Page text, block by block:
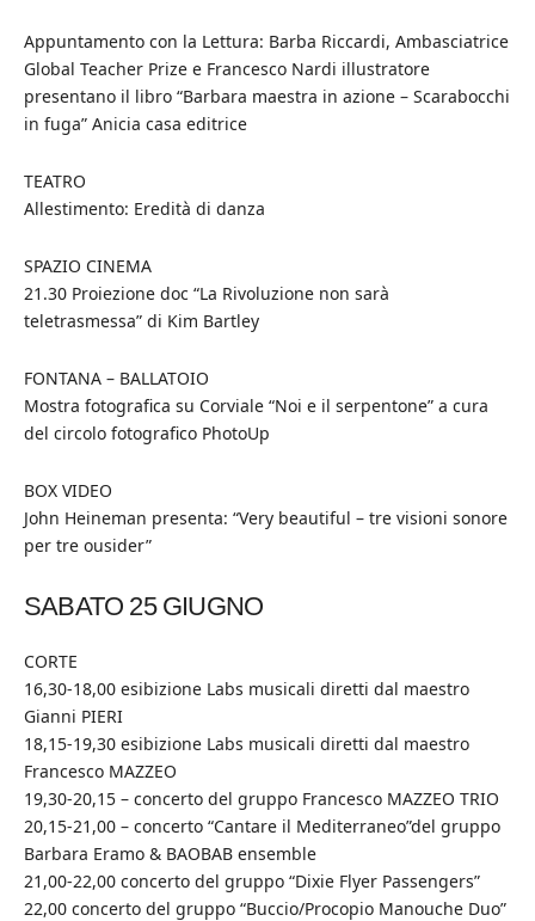
Appuntamento con la Lettura: Barba Riccardi, Ambasciatrice
Global Teacher Prize e Francesco Nardi illustratore
presentano il libro “Barbara maestra in azione – Scarabocchi
in fuga” Anicia casa editrice
TEATRO
Allestimento: Eredità di danza
SPAZIO CINEMA
21.30 Proiezione doc “La Rivoluzione non sarà
teletrasmessa” di Kim Bartley
FONTANA – BALLATOIO
Mostra fotografica su Corviale “Noi e il serpentone” a cura
del circolo fotografico PhotoUp
BOX VIDEO
John Heineman presenta: “Very beautiful – tre visioni sonore
per tre ousider”
SABATO 25 GIUGNO
CORTE
16,30-18,00 esibizione Labs musicali diretti dal maestro
Gianni PIERI
18,15-19,30 esibizione Labs musicali diretti dal maestro
Francesco MAZZEO
19,30-20,15 – concerto del gruppo Francesco MAZZEO TRIO
20,15-21,00 – concerto “Cantare il Mediterraneo”del gruppo
Barbara Eramo & BAOBAB ensemble
21,00-22,00 concerto del gruppo “Dixie Flyer Passengers”
22,00 concerto del gruppo “Buccio/Procopio Manouche Duo”